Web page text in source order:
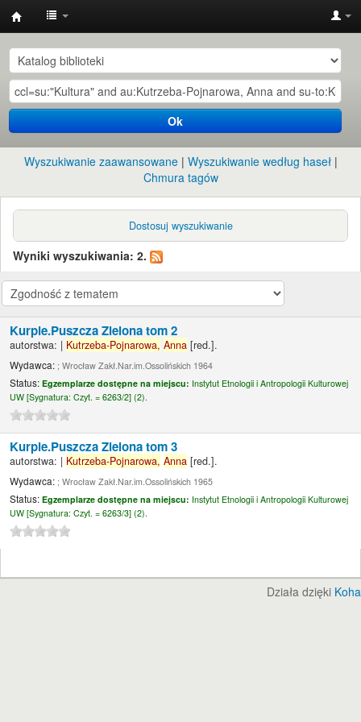
Instytut
Etnologii
i
Antropologii
Kulturowej
UW
Ok
Wyszukiwanie zaawansowane
Wyszukiwanie według haseł
Chmura tagów
Dostosuj wyszukiwanie
Wyniki wyszukiwania: 2.
Kurpie.Puszcza Zielona tom 2
autorstwa: | Kutrzeba-Pojnarowa, Anna [red.].
Wydawca: ; Wrocław Zakł.Nar.im.Ossolińskich 1964
Status:Egzemplarze dostępne na miejscu: Instytut Etnologii i Antropologii Kulturowej
UW [Sygnatura:Czyt. = 6263/2] (2).
Kurpie.Puszcza Zielona tom 3
autorstwa: | Kutrzeba-Pojnarowa, Anna [red.].
Wydawca: ; Wrocław Zakł.Nar.im.Ossolińskich 1965
Status:Egzemplarze dostępne na miejscu: Instytut Etnologii i Antropologii Kulturowej
UW [Sygnatura:Czyt. = 6263/3] (2).
Działa dzięki Koha